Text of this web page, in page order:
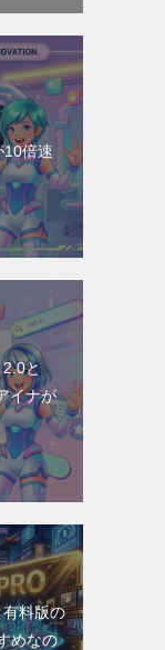
倍速
2.0と
イナが
料版の
めなの